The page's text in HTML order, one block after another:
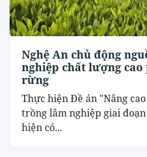
Nghệ An chủ động
nghiệp chất lượng
rừng
Thực hiện Đề án "Nâng
trồng lâm nghiệp giai
hiện có...